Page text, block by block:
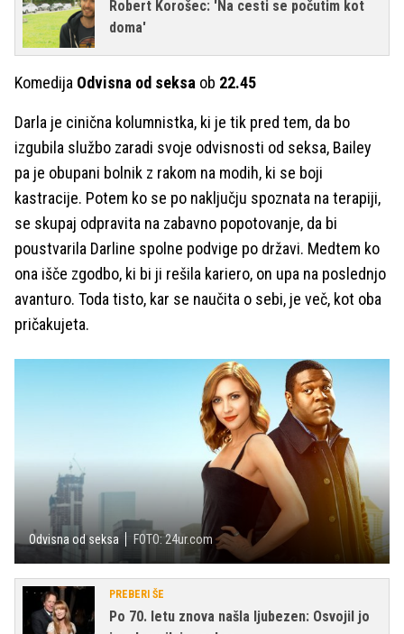
Robert Korošec: 'Na cesti se počutim kot
doma'
Komedija Odvisna od seksa ob 22.45
Darla je cinična kolumnistka, ki je tik pred tem, da bo
izgubila službo zaradi svoje odvisnosti od seksa, Bailey
pa je obupani bolnik z rakom na modih, ki se boji
kastracije. Potem ko se po naključju spoznata na terapiji,
se skupaj odpravita na zabavno popotovanje, da bi
poustvarila Darline spolne podvige po državi. Medtem ko
ona išče zgodbo, ki bi ji rešila kariero, on upa na poslednjo
avanturo. Toda tisto, kar se naučita o sebi, je več, kot oba
pričakujeta.
Odvisna od seksa FOTO: 24ur.com
PREBERI ŠE
Po 70. letu znova našla ljubezen: Osvojil jo